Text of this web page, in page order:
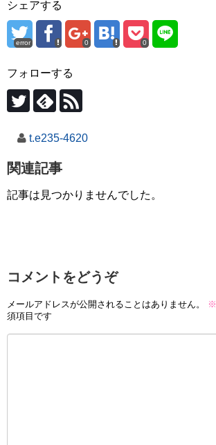
シェアする
error 0 0
フォローする
t.e235-4620
関連記事
記事は見つかりませんでした。
コメントをどうぞ
メールアドレスが公開されることはありません。 ※
須項目です